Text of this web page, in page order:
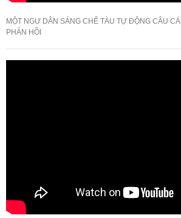
MỘT NGƯ DÂN SÁNG CHẾ TÀU TỰ ĐỘNG CÂU CÁ
PHẢN HỒI